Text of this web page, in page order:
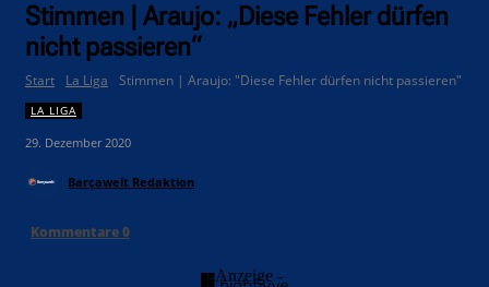
Stimmen | Araujo: „Diese Fehler dürfen
nicht passieren“
Start La Liga Stimmen | Araujo: "Diese Fehler dürfen nicht passieren"
LA LIGA
29. Dezember 2020
Barçawelt Redaktion
Kommentare0
- Anzeige -